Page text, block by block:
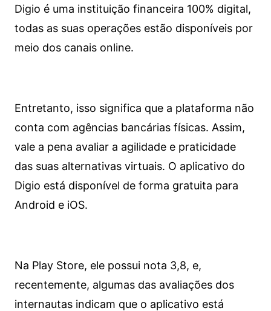
Digio é uma instituição financeira 100% digital,
todas as suas operações estão disponíveis por
meio dos canais online.
Entretanto, isso significa que a plataforma não
conta com agências bancárias físicas. Assim,
vale a pena avaliar a agilidade e praticidade
das suas alternativas virtuais. O aplicativo do
Digio está disponível de forma gratuita para
Android e iOS.
Na Play Store, ele possui nota 3,8, e,
recentemente, algumas das avaliações dos
internautas indicam que o aplicativo está